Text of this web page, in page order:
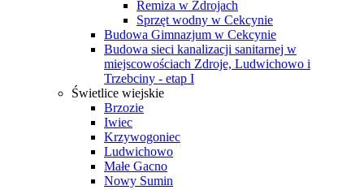
Remiza w Zdrojach
Sprzęt wodny w Cekcynie
Budowa Gimnazjum w Cekcynie
Budowa sieci kanalizacji sanitarnej w
miejscowościach Zdroje, Ludwichowo i
Trzebciny - etap I
Świetlice wiejskie
Brzozie
Iwiec
Krzywogoniec
Ludwichowo
Małe Gacno
Nowy Sumin